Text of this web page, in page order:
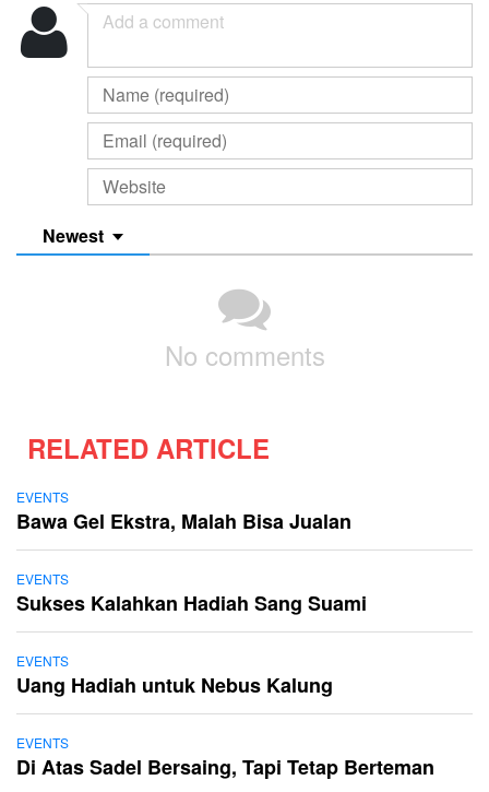
Newest
No comments
RELATED ARTICLE
EVENTS
Bawa Gel Ekstra, Malah Bisa Jualan
EVENTS
Sukses Kalahkan Hadiah Sang Suami
EVENTS
Uang Hadiah untuk Nebus Kalung
EVENTS
Di Atas Sadel Bersaing, Tapi Tetap Berteman